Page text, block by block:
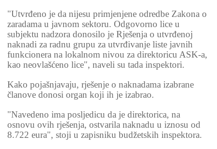
"Utvrđeno je da nijesu primjenjene odredbe Zakona o
zaradama u javnom sektoru. Odgovorno lice u
subjektu nadzora donosilo je Rješenja o utvrđenoj
naknadi za radnu grupu za utvrđivanje liste javnih
funkcionera na lokalnom nivou za direktoricu ASK-a,
kao neovlašćeno lice", naveli su tada inspektori.
Kako pojašnjavaju, rješenje o naknadama izabrane
članove donosi organ koji ih je izabrao.
"Navedeno ima posljedicu da je direktorica, na
osnovu ovih rješenja, ostvarila naknadu u iznosu od
8.722 eura", stoji u zapisniku budžetskih inspektora.